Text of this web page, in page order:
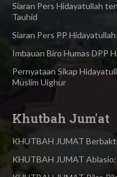
Siaran Pers Hidayatullah
Tauhid
Siaran Pers PP
Imbauan Biro Humas DPP
Pernyataan Sikap
Muslim Uighur
Khutbah Jum'at
KHUTBAH JUMAT
KHUTBAH JUMAT